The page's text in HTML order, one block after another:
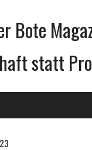
Bote
statt